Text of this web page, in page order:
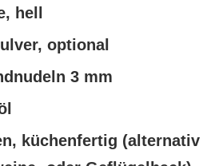
hell
optional
3 mm
küchenfertig (alternativ